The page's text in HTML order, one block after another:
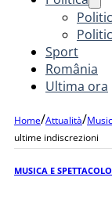
Sport
România
Ultima ora
Home/Attualità/
ultime indiscrezioni
MUSICA E SPETTACOLO